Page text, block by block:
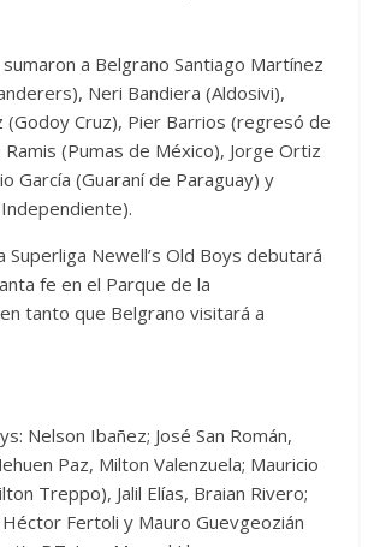
a Belgrano Santiago Martínez
Neri Bandiera (Aldosivi),
(Godoy Cruz), Pier Barrios (regresó de
Ramis (Pumas de México), Jorge Ortiz
García (Guaraní de Paraguay) y
Superliga Newell’s Old Boys debutará
fe en el Parque de la
tanto que Belgrano visitará a
Nelson Ibañez; José San Román,
Paz, Milton Valenzuela; Mauricio
Treppo), Jalil Elías, Braian Rivero;
Fertoli y Mauro Guevgeozián